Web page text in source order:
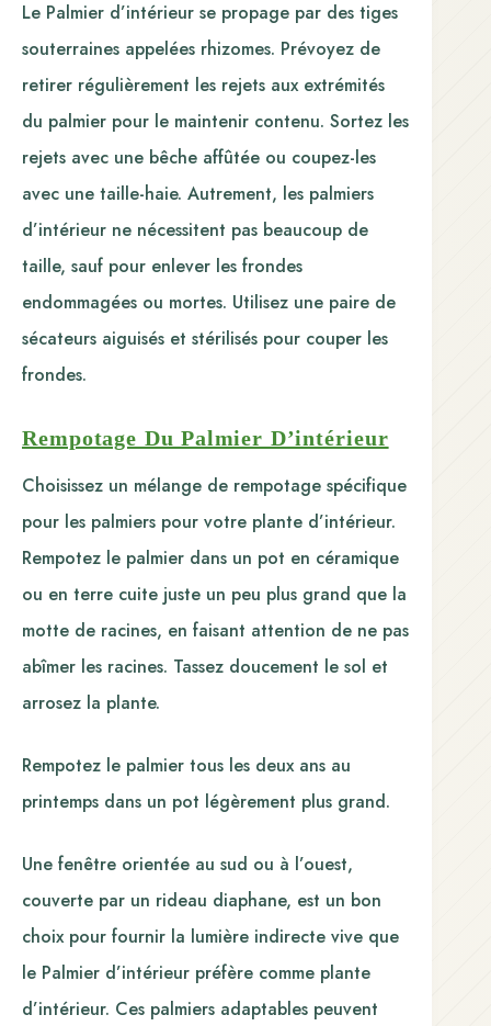
Le Palmier d’intérieur se propage par des tiges
souterraines appelées rhizomes. Prévoyez de
retirer régulièrement les rejets aux extrémités
du palmier pour le maintenir contenu. Sortez les
rejets avec une bêche affûtée ou coupez-les
avec une taille-haie. Autrement, les palmiers
d’intérieur ne nécessitent pas beaucoup de
taille, sauf pour enlever les frondes
endommagées ou mortes. Utilisez une paire de
sécateurs aiguisés et stérilisés pour couper les
frondes.
Rempotage Du Palmier D’intérieur
Choisissez un mélange de rempotage spécifique
pour les palmiers pour votre plante d’intérieur.
Rempotez le palmier dans un pot en céramique
ou en terre cuite juste un peu plus grand que la
motte de racines, en faisant attention de ne pas
abîmer les racines. Tassez doucement le sol et
arrosez la plante.
Rempotez le palmier tous les deux ans au
printemps dans un pot légèrement plus grand.
Une fenêtre orientée au sud ou à l’ouest,
couverte par un rideau diaphane, est un bon
choix pour fournir la lumière indirecte vive que
le Palmier d’intérieur préfère comme plante
d’intérieur. Ces palmiers adaptables peuvent